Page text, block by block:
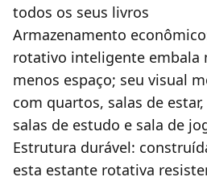
todos os seus livros
Armazenamento
rotativo inteligente embala
menos espaço; seu visual
com quartos, salas de
salas de estudo e sala de
Estrutura durável:
esta estante rotativa